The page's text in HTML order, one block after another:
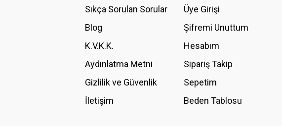
Ürün fiyatı diğer sitelerden daha pahalı.
Bu ürüne benzer farklı alternatifler olmalı.
Sıkça Sorulan Sorular
Blog
K.V.K.K.
Aydınlatma Metni
Gizlilik ve Güvenlik
İletişim
Üye Girişi
Şifremi Unuttum
Hesabım
Sipariş Takip
Sepetim
Beden Tablosu